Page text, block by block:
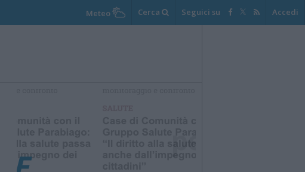
Meteo Cerca Seguici su Accedi